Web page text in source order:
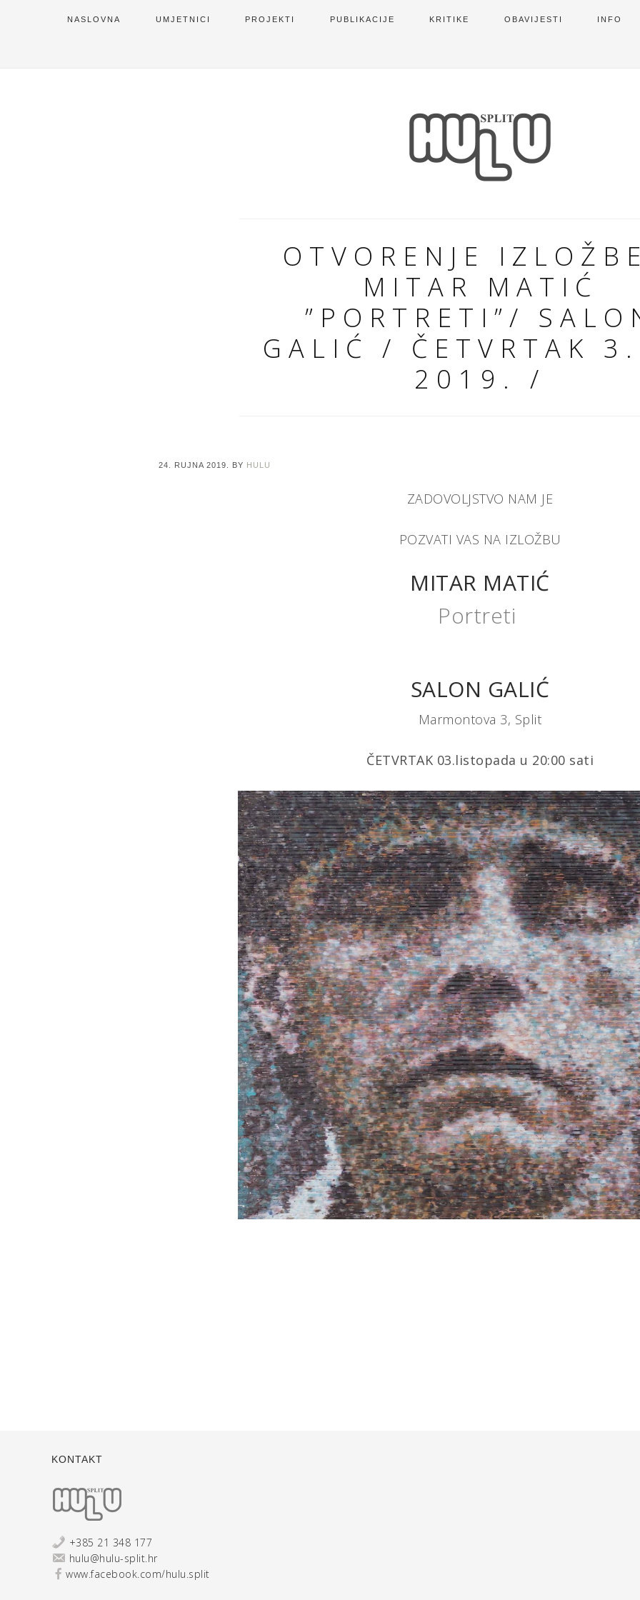
NASLOVNA UMJETNICI PROJEKTI PUBLIKACIJE KRITIKE OBAVIJESTI INFO
OTVORENJE
MITAR MATIĆ
”PORTRETI”/
GALIĆ / ČETVRTAK
2019. /
24. RUJNA 2019. BY HULU
ZADOVOLJSTVO NAM JE
POZVATI VAS NA IZLOŽBU
MITAR MATIĆ
Portreti
SALON GALIĆ
Marmontova 3, Split
ČETVRTAK 03.listopada u 20:00 sati
KONTAKT
+385 21 348 177
hulu@hulu-split.hr
www.facebook.com/hulu.split